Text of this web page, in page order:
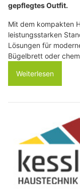
gepflegtes Outfit.
Mit dem kompakten
leistungsstarken
Lösungen für
Bügelbrett oder
Weiterlesen